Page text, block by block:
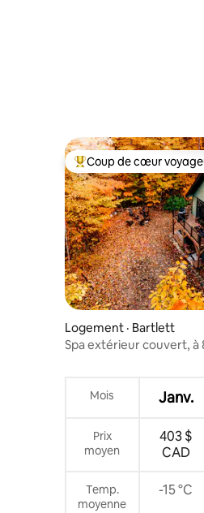
Coup de cœur
Coup de cœur
Logement · Bartlett
Spa extérieur couvert, à
Mois Janv.
Prix
moyen
403 $
CAD
Temp.
moyenne
-15 °C